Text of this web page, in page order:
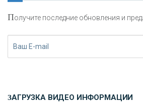
Получите последние обновления и
ЗАГРУЗКА ВИДЕО ИНФОРМАЦИИ